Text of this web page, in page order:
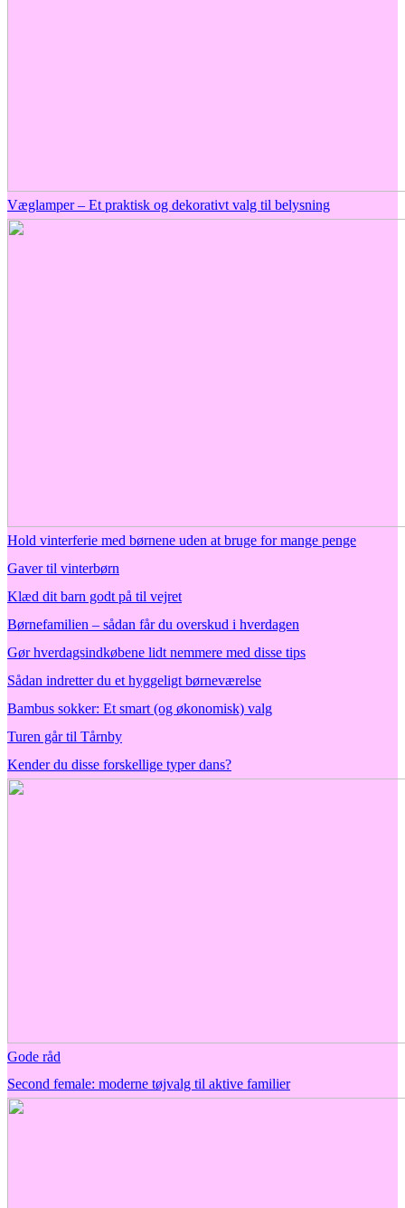
Væglamper – Et praktisk og dekorativt valg til belysning
Hold vinterferie med børnene uden at bruge for mange penge
Gaver til vinterbørn
Klæd dit barn godt på til vejret
Børnefamilien – sådan får du overskud i hverdagen
Gør hverdagsindkøbene lidt nemmere med disse tips
Sådan indretter du et hyggeligt børneværelse
Bambus sokker: Et smart (og økonomisk) valg
Turen går til Tårnby
Kender du disse forskellige typer dans?
Gode råd
Second female: moderne tøjvalg til aktive familier